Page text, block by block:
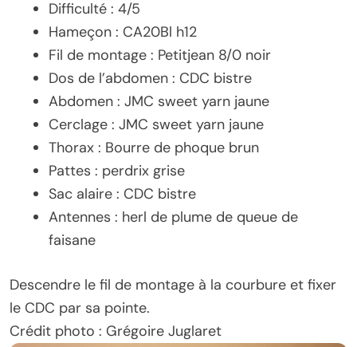
Difficulté : 4/5
Hameçon : CA20Bl h12
Fil de montage : Petitjean 8/0 noir
Dos de l’abdomen : CDC bistre
Abdomen : JMC sweet yarn jaune
Cerclage : JMC sweet yarn jaune
Thorax : Bourre de phoque brun
Pattes : perdrix grise
Sac alaire : CDC bistre
Antennes : herl de plume de queue de
faisane
Descendre le fil de montage à la courbure et fixer
le CDC par sa pointe.
Crédit photo : Grégoire Juglaret